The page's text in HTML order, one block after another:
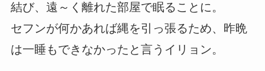
結び、遠～く離れた部屋で眠ることに。
セフンが何かあれば縄を引っ張るため、昨晩
は一睡もできなかったと言うイリョン。